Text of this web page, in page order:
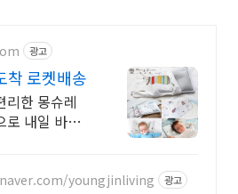
광고
착 로켓배송
리한 몽슈레
로 내일 바로
youngjinliving 광고